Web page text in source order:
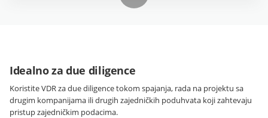
Idealno za due diligence
Koristite VDR za due diligence tokom spajanja, rada na projektu sa
drugim kompanijama ili drugih zajedničkih poduhvata koji zahtevaju
pristup zajedničkim podacima.